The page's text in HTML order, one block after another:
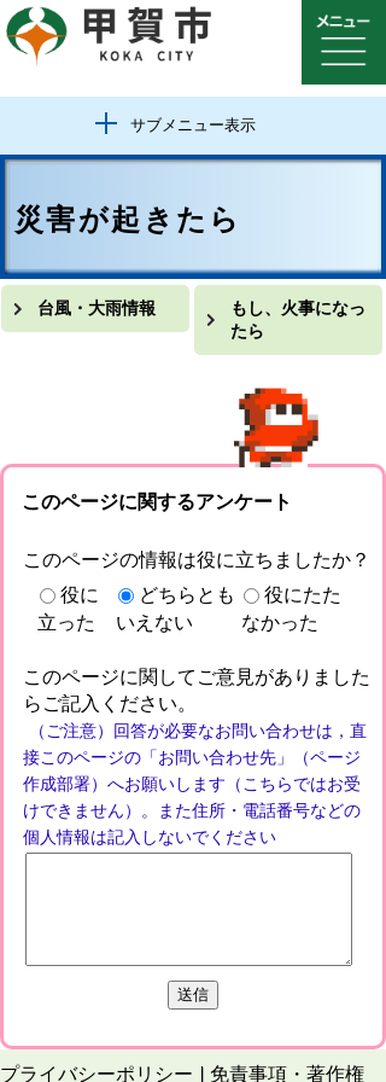
サブメニュー表示
災害が起きたら
台風・大雨情報
もし、火事になっ
たら
このページに関するアンケート
このページの情報は役に立ちましたか？
役に
立った
どちらとも
いえない
役にたた
なかった
このページに関してご意見がありました
らご記入ください。
（ご注意）回答が必要なお問い合わせは，直
接このページの「お問い合わせ先」（ページ
作成部署）へお願いします（こちらではお受
けできません）。また住所・電話番号などの
個人情報は記入しないでください
プライバシーポリシー 免責事項・著作権